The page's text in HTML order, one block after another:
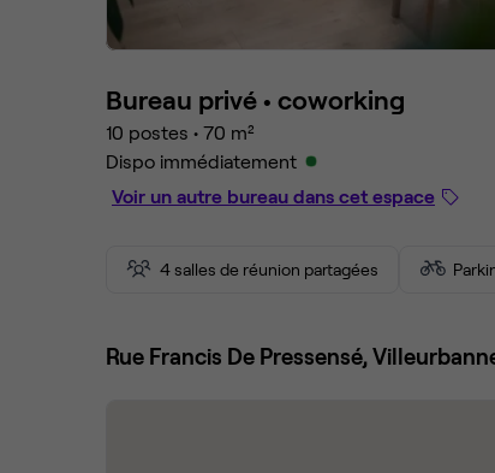
Bureau privé • coworking
10 postes • 70 m²
Dispo immédiatement
Voir un autre bureau dans cet espace
4 salles de réunion partagées
Rue Francis De Pressensé,